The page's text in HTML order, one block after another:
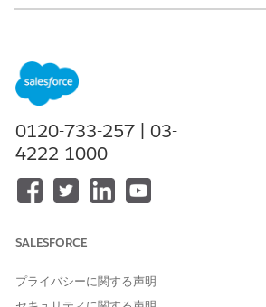
使用可能なエディション: Security Center
が付属する
Unlimited
無料で使用可能なエディション:
メモセキュリティエージェントはパイロッ
Salesforce.com のベータサービス条件、
イロット契約、および商品条件ディレクト
0120-733-257 | 03-
4222-1000
SALESFORCE
プライバシーに関する声明